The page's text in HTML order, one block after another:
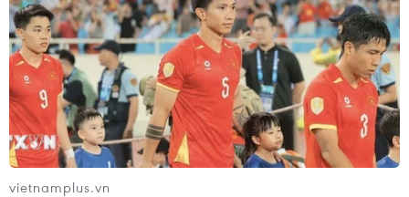
TIN LIÊN QUAN
vietnamplus.vn